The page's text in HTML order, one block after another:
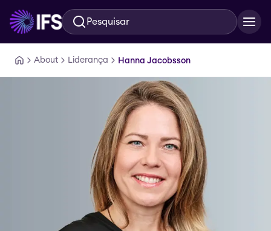
Ir para o conteúdo principal
Pesquisar
About Liderança Hanna Jacobsson